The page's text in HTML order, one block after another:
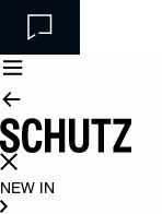
NEW IN